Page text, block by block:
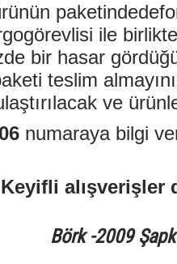
ile
bir hasar
teslim
ve
numaraya bilgi
Keyifli
Börk -2009